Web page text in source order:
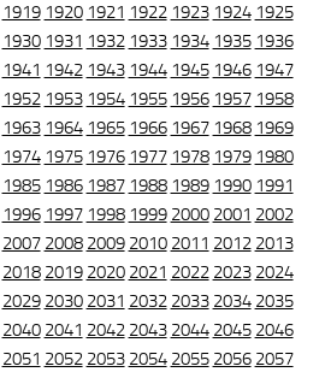
1919 1920 1921 1922 1923 1924 1925
1930 1931 1932 1933 1934 1935 1936
1941 1942 1943 1944 1945 1946 1947
1952 1953 1954 1955 1956 1957 1958
1963 1964 1965 1966 1967 1968 1969
1974 1975 1976 1977 1978 1979 1980
1985 1986 1987 1988 1989 1990 1991
1996 1997 1998 1999 2000 2001 2002
2007 2008 2009 2010 2011 2012 2013
2018 2019 2020 2021 2022 2023 2024
2029 2030 2031 2032 2033 2034 2035
2040 2041 2042 2043 2044 2045 2046
2051 2052 2053 2054 2055 2056 2057